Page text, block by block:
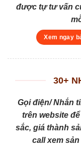
được tự tư vấn
Xem ngay
30+
Gọi điện/ Nhắn
trên website
sắc, giá thành
call xem